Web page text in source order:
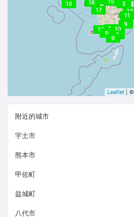
9
16
9
12 6
10
12
17
3
11
18
10
9
11
Leaflet | ©
附近的城市
宇土市
熊本市
甲佐町
益城町
八代市